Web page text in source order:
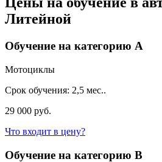
Литейной
Обучение на категорию A
Мотоциклы
Срок обучения: 2,5 мес..
29 000 руб.
Что входит в цену?
Обучение на категорию B